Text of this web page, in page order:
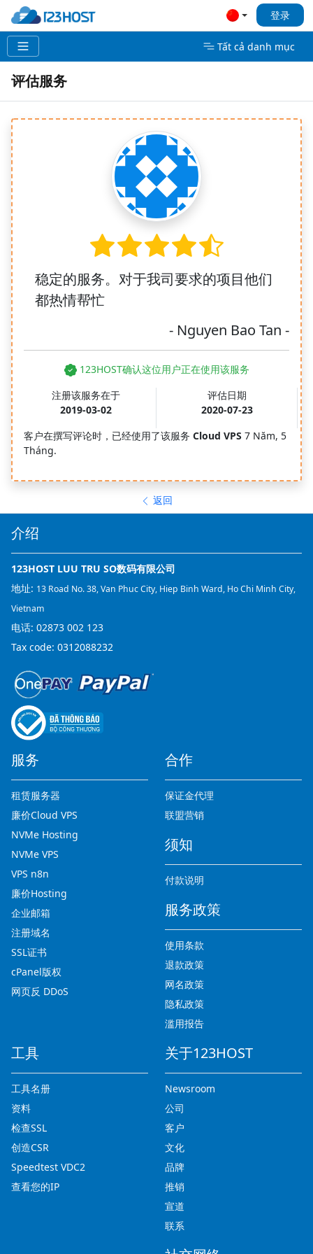
登录
Tất cả danh mục
评估服务
稳定的服务。对于我司要求的项目他们
都热情帮忙
- Nguyen Bao Tan -
123HOST确认这位用户正在使用该服务
注册该服务在于
2019-03-02
评估日期
2020-07-23
客户在撰写评论时，已经使用了该服务 Cloud VPS 7 Năm, 5
Tháng.
返回
介绍
123HOST LUU TRU SO数码有限公司
地址: 13 Road No. 38, Van Phuc City, Hiep Binh Ward, Ho Chi Minh City,
Vietnam
电话: 02873 002 123
Tax code: 0312088232
服务
租赁服务器
廉价Cloud VPS
NVMe Hosting
NVMe VPS
VPS n8n
廉价Hosting
企业邮箱
注册域名
SSL证书
cPanel版权
网页反 DDoS
合作
保证金代理
联盟营销
须知
付款说明
服务政策
使用条款
退款政策
网名政策
隐私政策
滥用报告
工具
工具名册
资料
检查SSL
创造CSR
Speedtest VDC2
查看您的IP
关于123HOST
Newsroom
公司
客户
文化
品牌
推销
宣道
联系